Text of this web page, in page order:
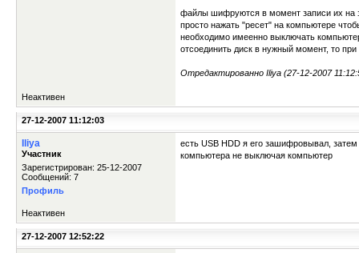
файлы шифруются в момент записи их на
просто нажать "ресет" на компьютере
необходимо имеенно выключать
отсоединить диск в нужный момент, то
Отредактированно Iliya (27-12-2007
Неактивен
27-12-2007 11:12:03
Iliya
Участник
Зарегистрирован: 25-12-2007
Сообщений: 7
Профиль
есть USB HDD я его зашифровывал,
компьютера не выключая компьютер
Неактивен
27-12-2007 12:52:22